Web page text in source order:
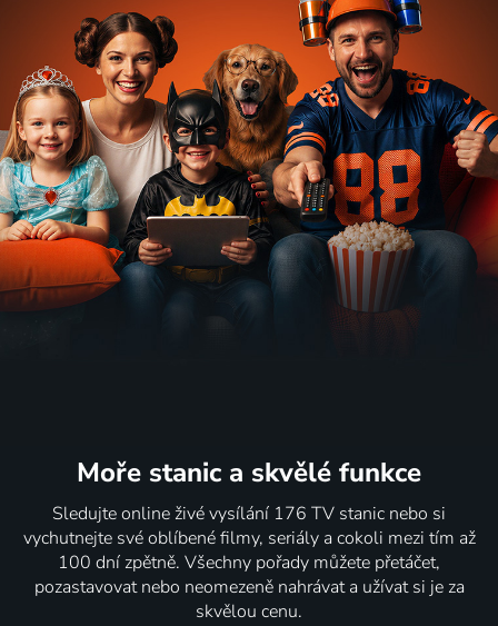
Moře stanic a skvělé funkce
Sledujte online živé vysílání 176 TV stanic nebo si
vychutnejte své oblíbené filmy, seriály a cokoli mezi tím až
100 dní zpětně. Všechny pořady můžete přetáčet,
pozastavovat nebo neomezeně nahrávat a užívat si je za
skvělou cenu.